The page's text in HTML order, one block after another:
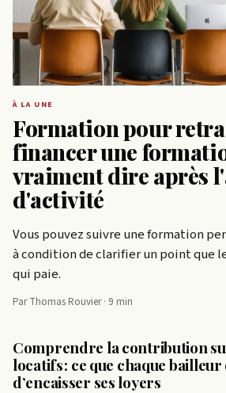
À LA UNE
Formation pour
financer une
vraiment dire après
d'activité
Vous pouvez suivre une formation
à condition de clarifier un point que
qui paie.
Par Thomas Rouvier · 9 min
Comprendre la contribution
locatifs : ce que chaque
d’encaisser ses loyers